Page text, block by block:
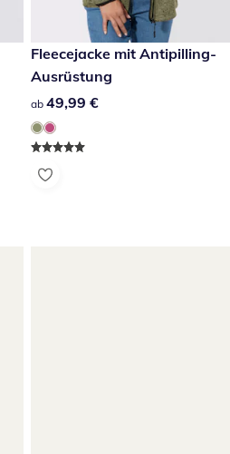
49,99 €
Fleecejacke mit Antipilling-
Ausrüstung
49,99 €
ab 49,99 €